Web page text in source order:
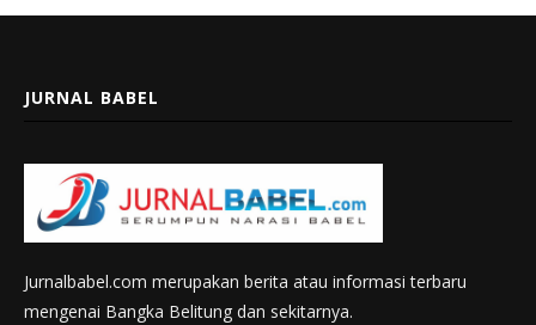
JURNAL BABEL
Jurnalbabel.com merupakan berita atau informasi terbaru
mengenai Bangka Belitung dan sekitarnya.